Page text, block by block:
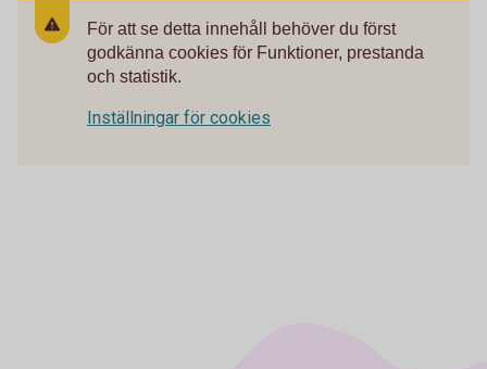
För att se detta innehåll behöver du först
godkänna cookies för Funktioner, prestanda
och statistik.
Inställningar för cookies